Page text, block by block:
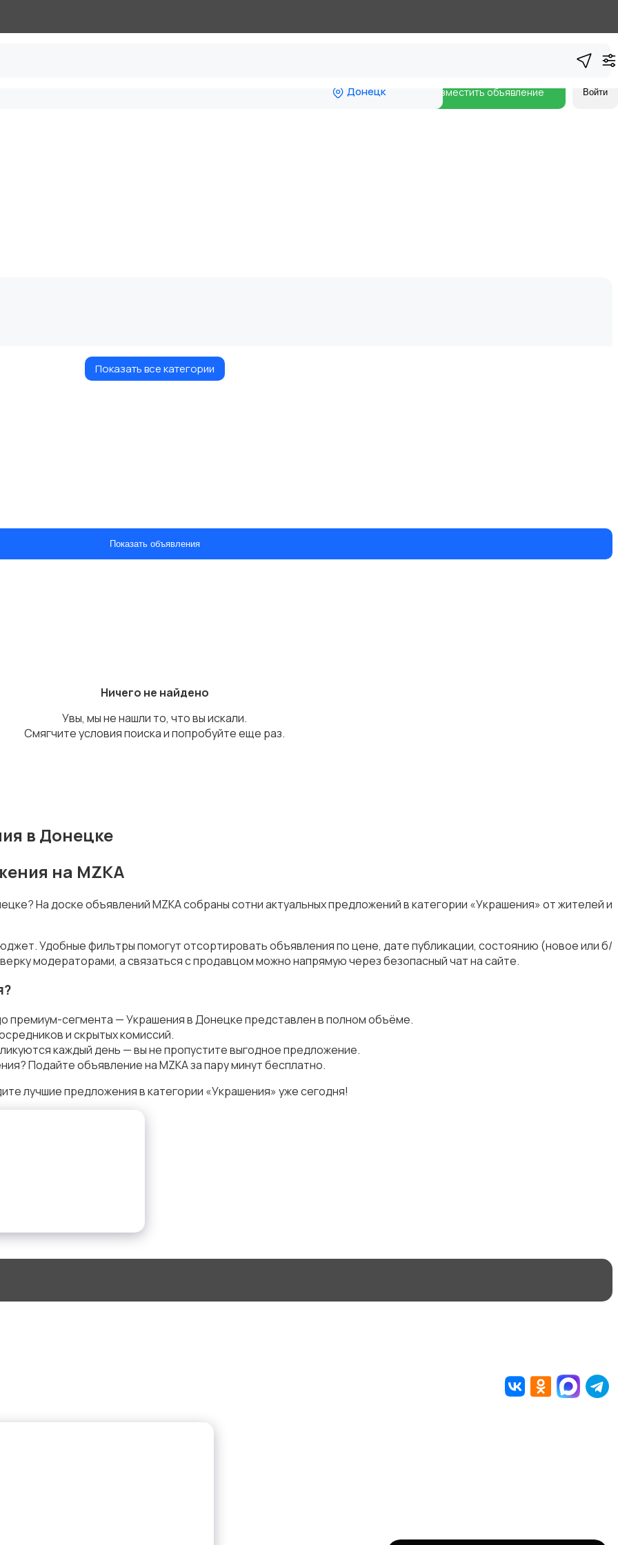
Донецк Разместить объявление Войти
Показать все категории
Показать объявления
Ничего не найдено
Увы, мы не нашли то, что вы искали.
Смягчите условия поиска и попробуйте еще раз.
в Донецке
на MZKA
На доске объявлений MZKA собраны сотни актуальных предложений в категории «Украшения» от жителей и
Удобные фильтры помогут отсортировать объявления по цене, дате публикации, состоянию (новое или б/
модераторами, а связаться с продавцом можно напрямую через безопасный чат на сайте.
премиум-сегмента — Украшения в Донецке представлен в полном объёме.
и скрытых комиссий.
каждый день — вы не пропустите выгодное предложение.
Подайте объявление на MZKA за пару минут бесплатно.
лучшие предложения в категории «Украшения» уже сегодня!